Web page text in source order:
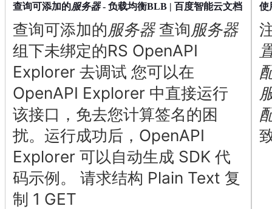
案
千
社
区
原
生
用
商
店
企
业
服
查询可添加的服务器- 负载均衡BLB | 百度智能云文档
查询可添加的服务器查询服务器
组下未绑定的RS OpenAPI
Explorer 去调试 您可以在
OpenAPI Explorer 中直接运行
该接口，免去您计算签名的困
扰。运行成功后，OpenAPI
Explorer 可以自动生成 SDK 代
码示例。 请求结构 Plain Text 复
制 1 GET
使